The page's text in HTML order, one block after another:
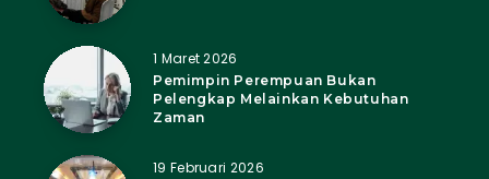
1 Maret 2026
Pemimpin Perempuan Bukan
Pelengkap Melainkan Kebutuhan
Zaman
19 Februari 2026